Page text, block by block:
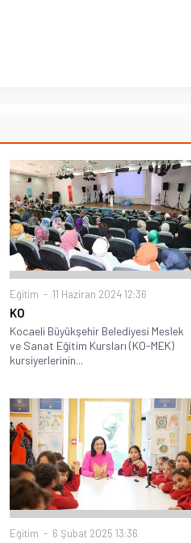
Eğitim 11 Haziran 2024 12:36
KO
Kocaeli Büyükşehir Belediyesi Meslek
ve Sanat Eğitim Kursları (KO-MEK)
kursiyerlerinin...
Eğitim 6 Şubat 2025 13:36